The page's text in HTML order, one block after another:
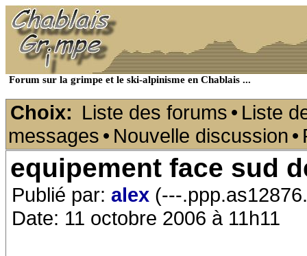
Forum sur la grimpe et le ski-alpinisme en Chablais ...
Choix: Liste des forums • Liste
messages • Nouvelle discussion •
equipement face sud
Publié par: alex (---
Date: 11 octobre 2006 à 11h11